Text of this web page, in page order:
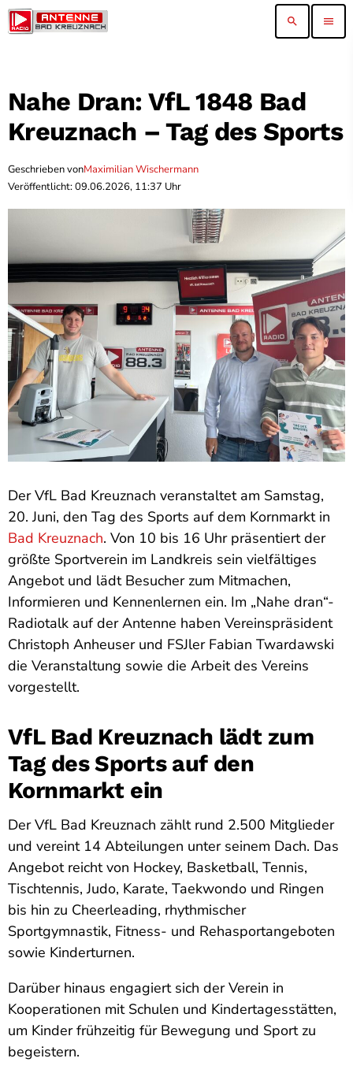
search menu
Nahe Dran: VfL 1848 Bad
Kreuznach – Tag des Sports
Geschrieben vonMaximilian Wischermann
Veröffentlicht: 09.06.2026, 11:37 Uhr
Der VfL Bad Kreuznach veranstaltet am Samstag,
20. Juni, den Tag des Sports auf dem Kornmarkt in
Bad Kreuznach. Von 10 bis 16 Uhr präsentiert der
größte Sportverein im Landkreis sein vielfältiges
Angebot und lädt Besucher zum Mitmachen,
Informieren und Kennenlernen ein. Im „Nahe dran“-
Radiotalk auf der Antenne haben Vereinspräsident
Christoph Anheuser und FSJler Fabian Twardawski
die Veranstaltung sowie die Arbeit des Vereins
vorgestellt.
VfL Bad Kreuznach lädt zum
Tag des Sports auf den
Kornmarkt ein
Der VfL Bad Kreuznach zählt rund 2.500 Mitglieder
und vereint 14 Abteilungen unter seinem Dach. Das
Angebot reicht von Hockey, Basketball, Tennis,
Tischtennis, Judo, Karate, Taekwondo und Ringen
bis hin zu Cheerleading, rhythmischer
Sportgymnastik, Fitness- und Rehasportangeboten
sowie Kinderturnen.
Darüber hinaus engagiert sich der Verein in
Kooperationen mit Schulen und Kindertagesstätten,
um Kinder frühzeitig für Bewegung und Sport zu
begeistern.